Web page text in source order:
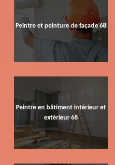
Peintre et peinture de façade 68
Peintre en bâtiment intérieur et
extérieur 68